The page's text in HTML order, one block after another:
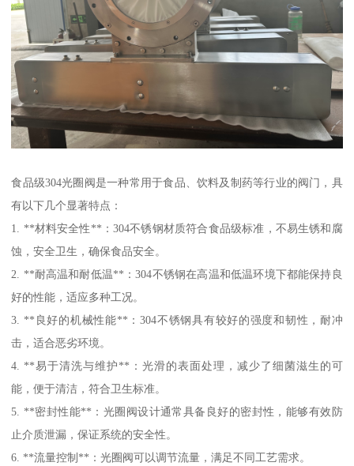
食品级304光圈阀是一种常用于食品、饮料及制药等行业的阀门，具
有以下几个显著特点：
1. **材料安全性**：304不锈钢材质符合食品级标准，不易生锈和腐
蚀，安全卫生，确保食品安全。
2. **耐高温和耐低温**：304不锈钢在高温和低温环境下都能保持良
好的性能，适应多种工况。
3. **良好的机械性能**：304不锈钢具有较好的强度和韧性，耐冲
击，适合恶劣环境。
4. **易于清洗与维护**：光滑的表面处理，减少了细菌滋生的可
能，便于清洁，符合卫生标准。
5. **密封性能**：光圈阀设计通常具备良好的密封性，能够有效防
止介质泄漏，保证系统的安全性。
6. **流量控制**：光圈阀可以调节流量，满足不同工艺需求。